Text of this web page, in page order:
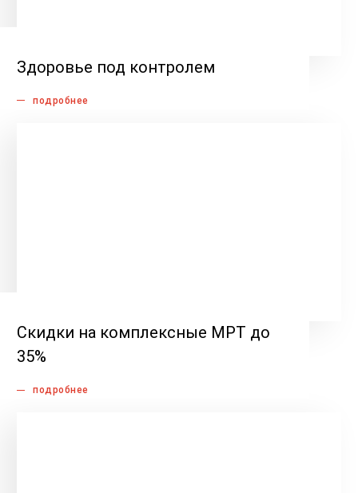
Здоровье под контролем
подробнее
Скидки на комплексные МРТ до
35%
подробнее